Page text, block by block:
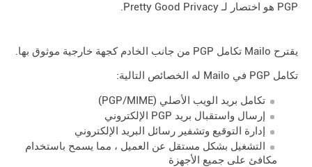
PGP هو اختصار لـ Pretty Good Privacy.
يقترح Mailo تكامل PGP من جانب الخادم كجهة خارجية موثوق بها.
تكامل PGP في Mailo له الخصائص التالية:
تكامل بريد الويب الأصلي (PGP/MIME)
إرسال واستقبال بريد PGP الإلكتروني
إدارة التوقيع وتشفير رسائل البريد الإلكتروني
التشغيل بشكل مستقل عن العميل ، مما يسمح باستخدام
مكافئ على جميع الأجهزة